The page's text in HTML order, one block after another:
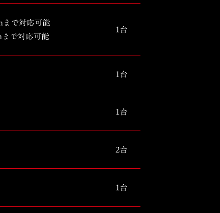
で対応可能
で対応可能
1台
1台
1台
2台
1台